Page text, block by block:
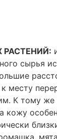
сырья
месту
К тому же
кожу